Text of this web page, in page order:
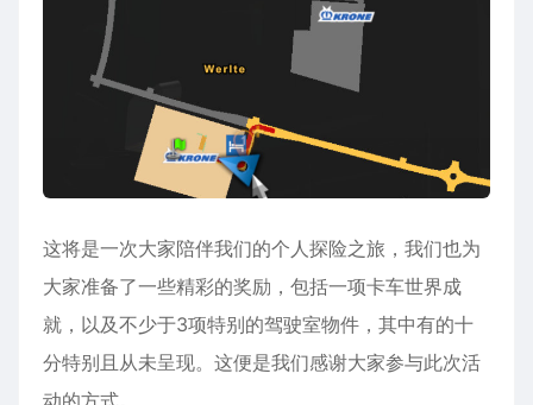
这将是一次大家陪伴我们的个人探险之旅，我们也为
大家准备了一些精彩的奖励，包括一项卡车世界成
就，以及不少于3项特别的驾驶室物件，其中有的十
分特别且从未呈现。这便是我们感谢大家参与此次活